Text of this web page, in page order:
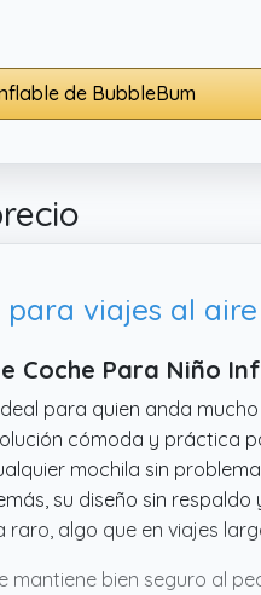
de BubbleBum
viajes al
Coche Para Niño
para quien anda
cómoda y práctica
mochila sin
su diseño sin
algo que en viajes
mantiene bien seguro al